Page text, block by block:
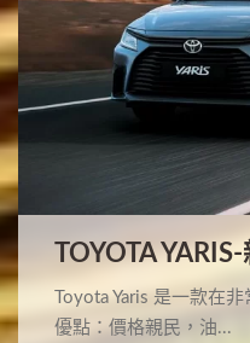
TOYOTA
Toyota Yaris 是一款在
優點：價格親民，油...